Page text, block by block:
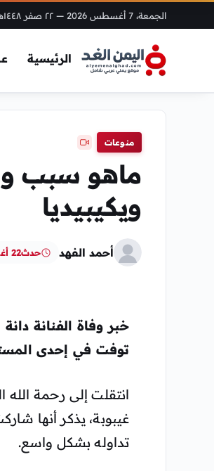
الجمعة، 7 أغسطس 2026 — ٢٢ صفر ١٤٤٨هـ
الرئيسية
منوعات
ماهو سبب
ويكيبيديا
أحمد الفهد حدث22 أغسطس، 2024
خبر وفاة الفنانة
توفت في إحدى
انتقلت إلى رحمة الله
غيبوبة، يذكر أنها
تداوله بشكل واسع.